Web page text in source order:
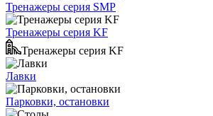
Тренажеры серия SMP
Тренажеры серия KF
Тренажеры серия KF
Лавки
Парковки, остановки